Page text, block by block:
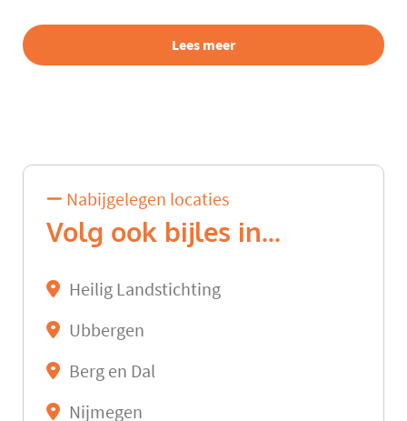
Lees meer
Nabijgelegen locaties
Volg ook bijles in...
Heilig Landstichting
Ubbergen
Berg en Dal
Nijmegen